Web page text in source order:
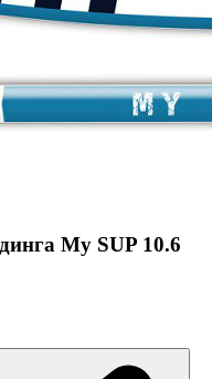
My SUP 10.6